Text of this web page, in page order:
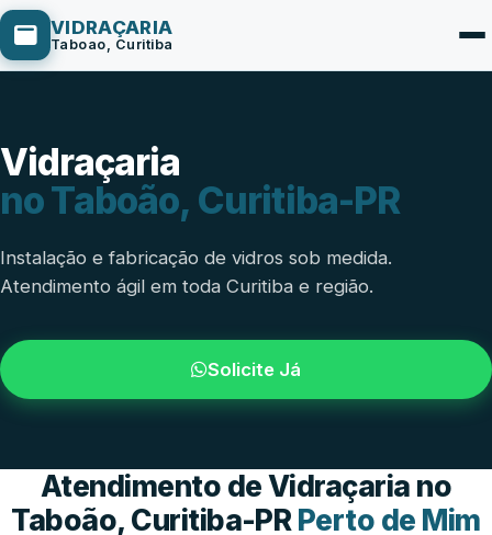
VIDRAÇARIA
Taboao, Curitiba
Box de Vidro
Portas em Vidro
Janelas de Vidro
Esquadrias de Alumínio
Vidraçaria
no Taboão, Curitiba-PR
Instalação e fabricação de vidros sob medida.
Atendimento ágil em toda Curitiba e região.
Solicite Já
Atendimento de Vidraçaria no
Taboão, Curitiba-PR Perto de Mim